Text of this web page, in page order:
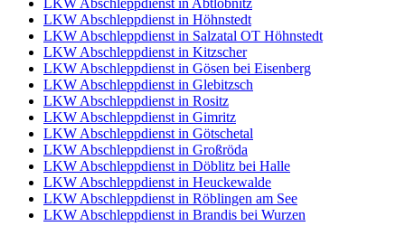
LKW Abschleppdienst in Abtlöbnitz
LKW Abschleppdienst in Höhnstedt
LKW Abschleppdienst in Salzatal OT Höhnstedt
LKW Abschleppdienst in Kitzscher
LKW Abschleppdienst in Gösen bei Eisenberg
LKW Abschleppdienst in Glebitzsch
LKW Abschleppdienst in Rositz
LKW Abschleppdienst in Gimritz
LKW Abschleppdienst in Götschetal
LKW Abschleppdienst in Großröda
LKW Abschleppdienst in Döblitz bei Halle
LKW Abschleppdienst in Heuckewalde
LKW Abschleppdienst in Röblingen am See
LKW Abschleppdienst in Brandis bei Wurzen